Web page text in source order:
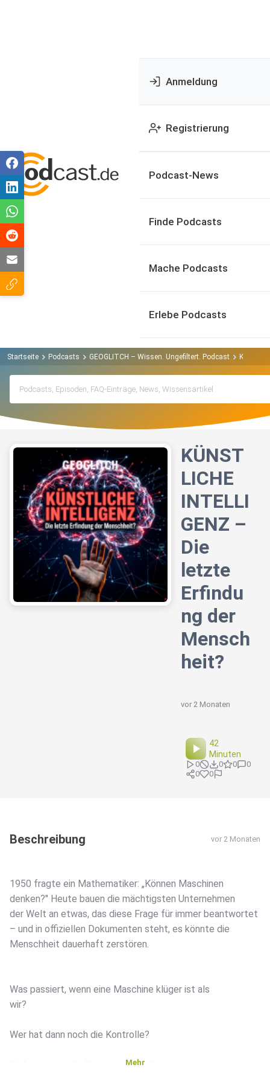
Anmeldung
Registrierung
Podcast-News
Finde Podcasts
Mache Podcasts
Erlebe Podcasts
Startseite Podcasts GEOGLITCH – Wissen. Ungefiltert. Podcast
KÜNST
LICHE
INTELLI
GENZ –
Die
letzte
Erfindu
ng der
Mensch
heit?
vor 2 Monaten
42
Minuten
0 0 0
0
0
0
Beschreibung vor 2 Monaten
1950 fragte ein Mathematiker: „Können Maschinen
denken?" Heute bauen die mächtigsten Unternehmen
der Welt an etwas, das diese Frage für immer beantwortet
– und in offiziellen Dokumenten steht, es könnte die
Menschheit dauerhaft zerstören.
Was passiert, wenn eine Maschine klüger ist als
wir?
Wer hat dann noch die Kontrolle?
Und wer trägt die Verantwortung?
Mehr